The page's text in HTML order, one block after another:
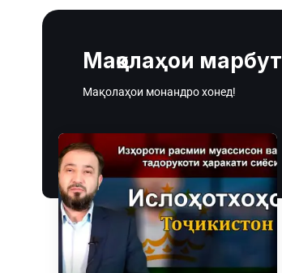
Мақолаҳои марбут
Мақолаҳои монандро хонед!